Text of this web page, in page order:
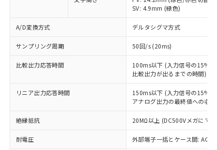
SV: 4.9mm (緑色)
A/D変換方式 デルタシグマ方式
サンプリング周期 50回/s (20ms)
比較出力応答時間
100ms以下 (入力信号の15%
比較出力が出るまでの時間)
リニア出力応答時間
150ms以下 (入力信号の15%
アナログ出力の最終値への収
絶縁抵抗 20MΩ以上 (DC500Vメガにて)
耐電圧 外部端子一括とケース間:
以下の条件をお読みいただき、同意のうえ
本サービスは、当社制御機器事業取扱
商品の当社在庫状況および標準価格
(税抜)を提供させていただくもので
す。
当社制御機器事業取扱商品の中には、
本サービスの対象外となる商品もある
ことをご了承ください。
在庫状況および標準価格照会結果は、
記載している更新日時点での社内デー
タに基づき作成されるものであり、閲
覧された時点での実際の在庫および標
準価格とは異なる場合があることをご
非含有に非対応の商品で、対応品を出す予
調査・確認中：EU RoHS指令（10物質）の
非含有の対応状況を調査中または確認中の
商品です。
非該当品：ライセンス料など無形物で、有
害物質有無と関係のない商品です。
仕入先様の事情により、非含有部品として
いたものが、含有品と判明した場合などや
むを得ず変更することがあります。
*EU RoHS指令（10物質）：
鉛(Pb) 1000ppm以下、 水銀(Hg) 1000ppm以下、 カド
六価クロム(Cr(Ⅵ)) 1000ppm以下、ポリ臭化ビフェニル
類(PBB) 1000ppm以下、ポリ臭化ジフェニルエーテル類
「○」：最大均質材料含有率が中国RoHSの
基準値以下であることを示します。
「×」：最大均質材料含有率が中国RoHSの
「－」：未確認です。当社販売部門へお問
*中国RoHS10物質の基準値 (GB/T26572)：
Pb(鉛) :1000ppm、 Hg(水銀) : 1000ppm、 Cd(カドミウ
当社は、これら貴社製品のうち、外国
為替および外国貿易法に定める商品
（以下｢規制貨物等」という）を輸出
または国外への提供する場合は、日本
国政府の輸出許可(または役務取引許
可)を取得するなどの必要な手続きを